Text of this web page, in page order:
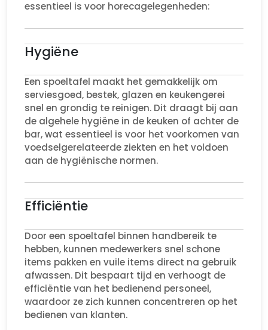
essentieel is voor horecagelegenheden:
Hygiëne
Een spoeltafel maakt het gemakkelijk om
serviesgoed, bestek, glazen en keukengerei
snel en grondig te reinigen. Dit draagt bij aan
de algehele hygiëne in de keuken of achter de
bar, wat essentieel is voor het voorkomen van
voedselgerelateerde ziekten en het voldoen
aan de hygiënische normen.
Efficiëntie
Door een spoeltafel binnen handbereik te
hebben, kunnen medewerkers snel schone
items pakken en vuile items direct na gebruik
afwassen. Dit bespaart tijd en verhoogt de
efficiëntie van het bedienend personeel,
waardoor ze zich kunnen concentreren op het
bedienen van klanten.